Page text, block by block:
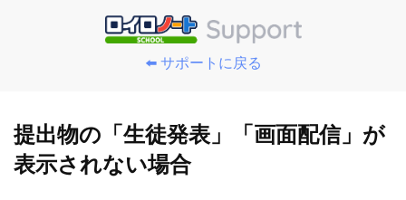
⬅️ サポートに戻る
提出物の「生徒発表」「画面配信」が
表示されない場合